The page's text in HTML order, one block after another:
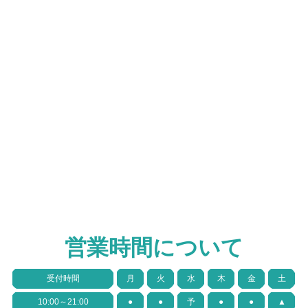
営業時間について
受付時間 月 火 水 木 金 土
10:00～21:00 ● ● 予 ● ● ▲